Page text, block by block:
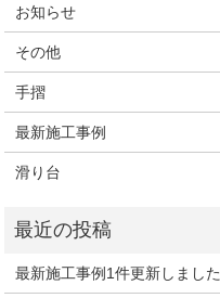
お知らせ
その他
手摺
最新施工事例
滑り台
最新施工事例1件更新しました